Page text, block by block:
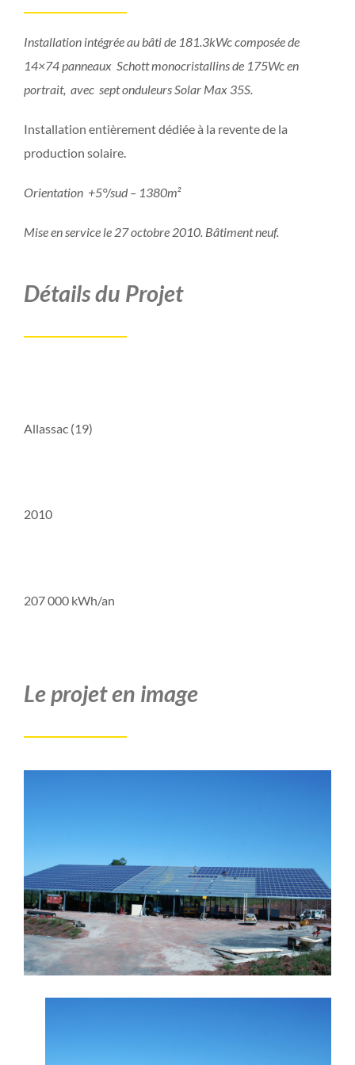
Installation intégrée au bâti de 181.3kWc composée de
14×74 panneaux Schott monocristallins de 175Wc en
portrait, avec sept onduleurs Solar Max 35S.
Installation entièrement dédiée à la revente de la
production solaire.
Orientation +5°/sud – 1380m²
Mise en service le 27 octobre 2010. Bâtiment neuf.
Détails du Projet
Allassac (19)
2010
207 000 kWh/an
Le projet en image